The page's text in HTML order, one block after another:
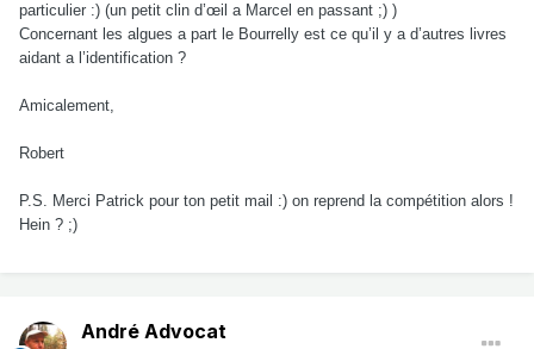
particulier :) (un petit clin d’œil a Marcel en passant ;) )
Concernant les algues a part le Bourrelly est ce qu’il y a d’autres livres
aidant a l’identification ?
Amicalement,
Robert
P.S. Merci Patrick pour ton petit mail :) on reprend la compétition alors !
Hein ? ;)
André Advocat